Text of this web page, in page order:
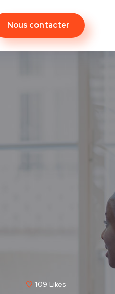
Contact
Nous contacter
109 Likes